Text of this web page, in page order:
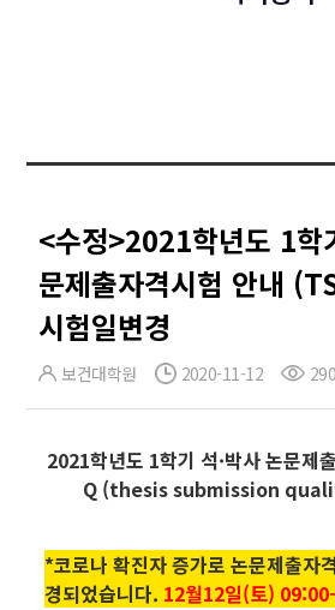
<수정>2021학년도 1학
문제출자격시험 안내
시험일변경
보건대학원 2020-11-12
2021학년도 1학기 석·박사 논문제
Q (thesis submission
*코로나 확진자 증가로 논문제출자
경되었습니다. 12월12일(토)